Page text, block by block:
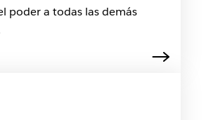
poder a todas las demás